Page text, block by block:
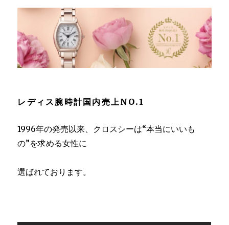
レディス腕時計国内売上NO.1
1996年の発売以来、クロスシーは“本当にいいも
の”を求める女性に
選ばれております。